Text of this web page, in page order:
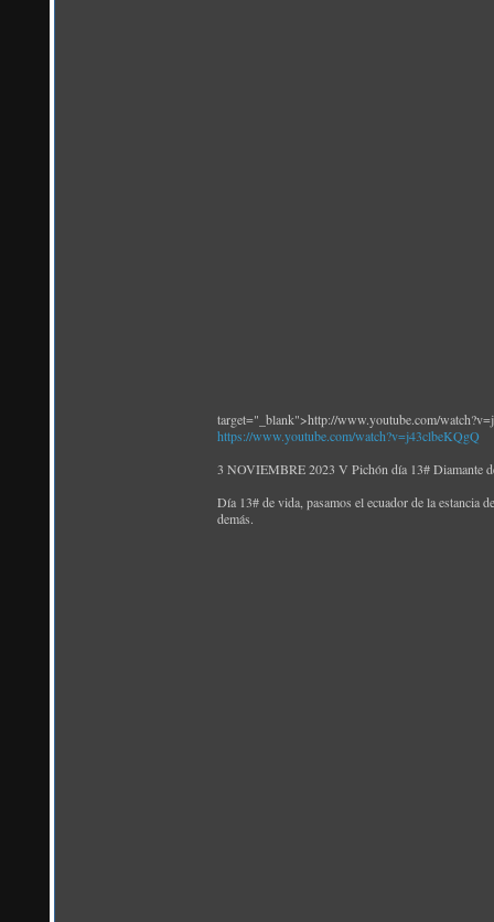
target="_blank">http://www.youtube.com/
https://www.youtube.com/watch?v=j43clbeKQgQ
3 NOVIEMBRE 2023 V Pichón día 13# Diamante
Día 13# de vida, pasamos el ecuador de la estancia
demás.